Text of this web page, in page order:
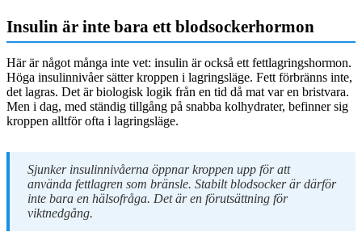
Insulin är inte bara ett blodsockerhormon
Här är något många inte vet: insulin är också ett fettlagringshormon.
Höga insulinnivåer sätter kroppen i lagringsläge. Fett förbränns inte,
det lagras. Det är biologisk logik från en tid då mat var en bristvara.
Men i dag, med ständig tillgång på snabba kolhydrater, befinner sig
kroppen alltför ofta i lagringsläge.
Sjunker insulinnivåerna öppnar kroppen upp för att
använda fettlagren som bränsle. Stabilt blodsocker är därför
inte bara en hälsofråga. Det är en förutsättning för
viktnedgång.